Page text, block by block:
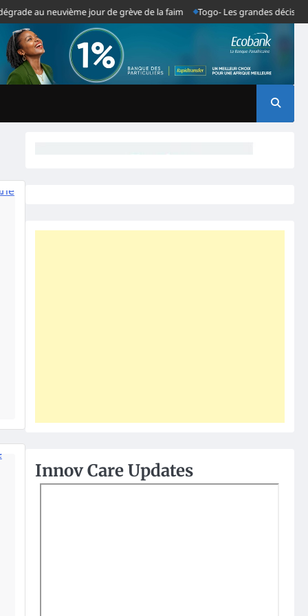
neuvième jour de grève de la faim Togo- Les grandes décisions du
Innov Care Updates